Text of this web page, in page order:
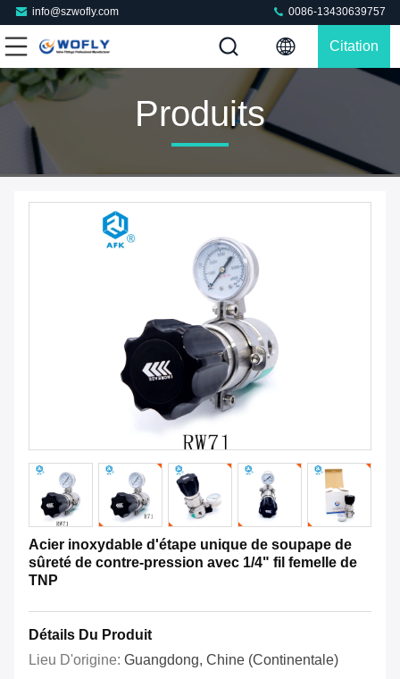
info@szwofly.com 0086-13430639757
Citation
Produits
Acier inoxydable d'étape unique de soupape de
sûreté de contre-pression avec 1/4" fil femelle de
TNP
Détails Du Produit
Lieu D'origine: Guangdong, Chine (continentale)